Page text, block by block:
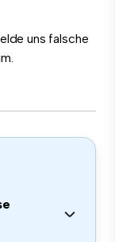
uns falsche